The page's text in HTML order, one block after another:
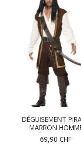
DÉGUISEMENT
MARRON
69,90 CHF